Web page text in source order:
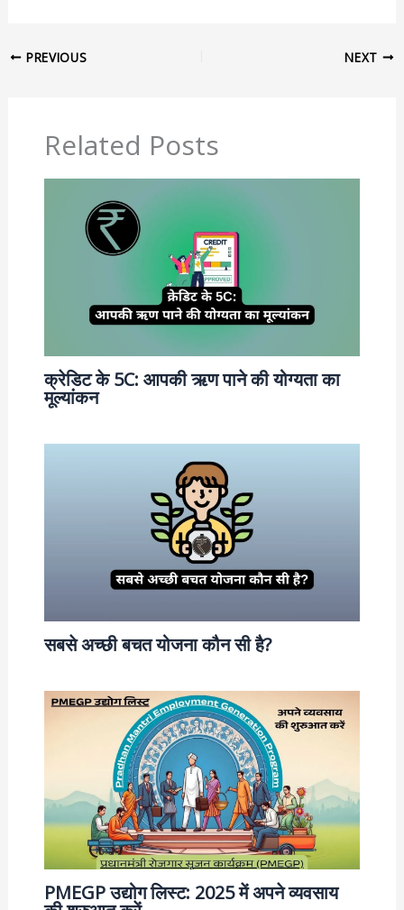
PREVIOUS NEXT
Related Posts
क्रेडिट के 5C: आपकी ऋण पाने की योग्यता का
मूल्यांकन
सबसे अच्छी बचत योजना कौन सी है?
PMEGP उद्योग लिस्ट: 2025 में अपने व्यवसाय